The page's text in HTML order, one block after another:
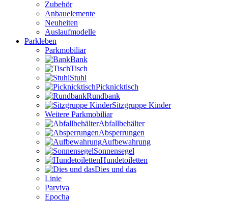
Zubehör
Anbauelemente
Neuheiten
Auslaufmodelle
Parkleben
Parkmobiliar
Bank
Tisch
Stuhl
Picknicktisch
Rundbank
Sitzgruppe Kinder
Weitere Parkmobiliar
Abfallbehälter
Absperrungen
Aufbewahrung
Sonnensegel
Hundetoiletten
Dies und das
Linie
Parviva
Epocha